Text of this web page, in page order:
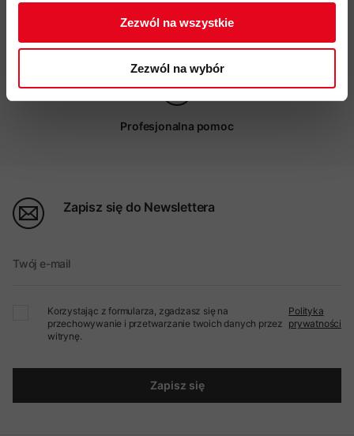
Zezwól na wszystkie
Zezwól na wybór
Możliwy odbiór w sklepie
Profesjonalna pomoc
Zapisz się do Newslettera
Twój e-mail
Korzystając z formularza, zgadzasz się na
przechowywanie i przetwarzanie twoich danych przez
witrynę.
Polityka
prywatności
Zapisz się